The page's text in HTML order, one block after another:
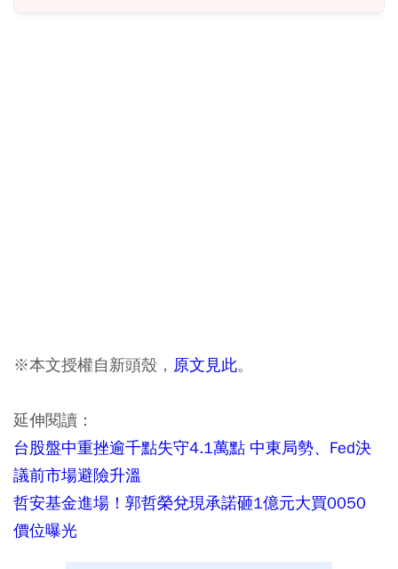
※本文授權自新頭殼， 原文見此。
延伸閱讀：
台股盤中重挫逾千點失守4.1萬點 中東局勢、Fed決
議前市場避險升溫
哲安基金進場！郭哲榮兌現承諾砸1億元大買0050
價位曝光